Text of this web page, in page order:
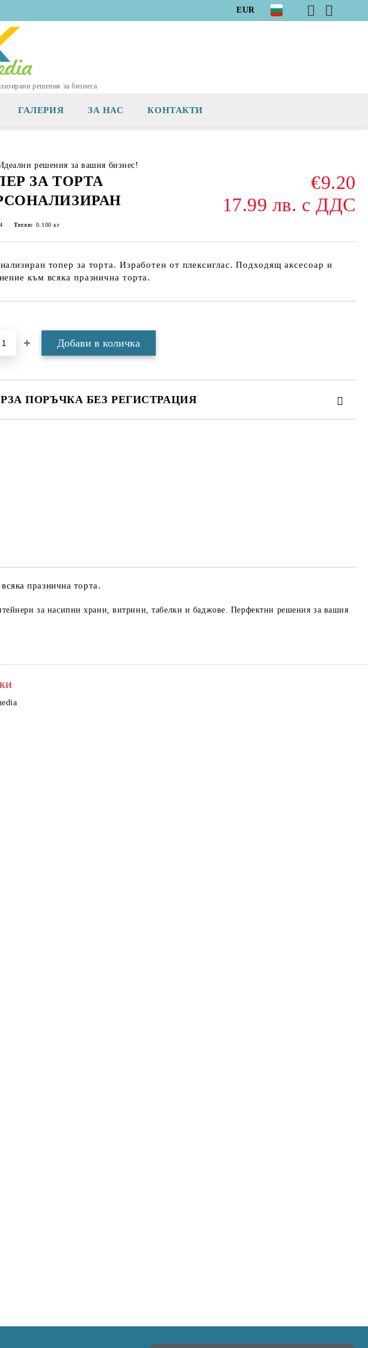
EUR
решения за бизнеса
ГАЛЕРИЯ ЗА НАС КОНТАКТИ
решения за вашия бизнес!
ЗА ТОРТА
€9.20
17.99 лв. с ДДС
Тегло: 0.100 кг
топер за торта. Изработен от плексиглас. Подходящ аксесоар и
към всяка празнична торта.
ПОРЪЧКА БЕЗ РЕГИСТРАЦИЯ
празнична торта.
за насипни храни, витрини, табелки и баджове. Перфектни решения за вашия